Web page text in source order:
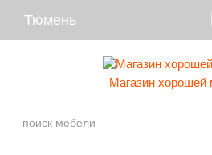
Тюмень
Магазин хорошей